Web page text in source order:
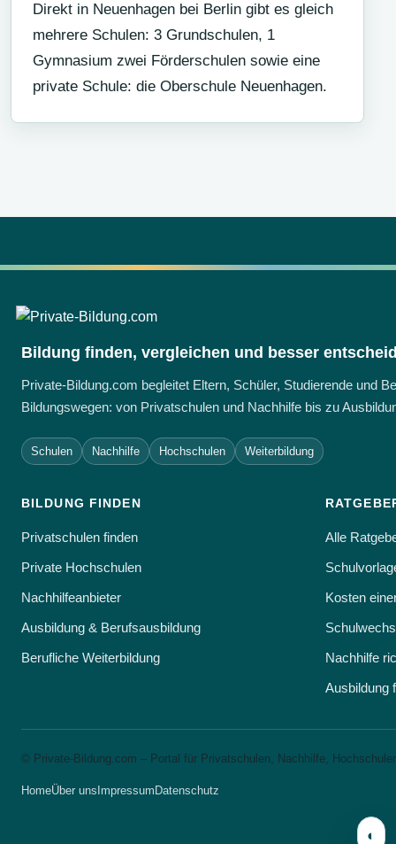
Direkt in Neuenhagen bei Berlin gibt es gleich
mehrere Schulen: 3 Grundschulen, 1
Gymnasium zwei Förderschulen sowie eine
private Schule: die Oberschule Neuenhagen.
Bildung finden, vergleichen und besser
Private-Bildung.com begleitet Eltern, Schüler, Studierende und
Bildungswegen: von Privatschulen und Nachhilfe bis zu
Schulen Nachhilfe Hochschulen Weiterbildung
BILDUNG FINDEN
Privatschulen finden
Private Hochschulen
Nachhilfeanbieter
Ausbildung & Berufsausbildung
Berufliche Weiterbildung
Alle
Kosten
Nachhilfe
Ausbildung
© Private-Bildung.com – Portal für Privatschulen, Nachhilfe,
HomeÜber uns Impressum Datenschutz
◐